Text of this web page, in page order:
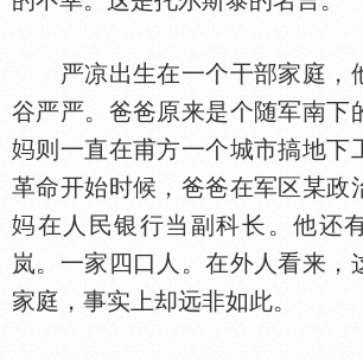
严凉出生在一个干部家庭，
谷严严。爸爸原来是个随军南下
则一直在甫方一个城市搞地下
革命开始时候，爸爸在军区某政
在人民银行当副科长。他还
岚。一家四口人。在外人看来，
家庭，事实上却远非如此。